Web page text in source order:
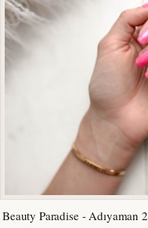
Beauty Paradise - Adıyaman 2